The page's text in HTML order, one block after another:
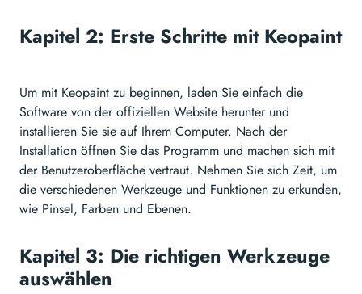
Kapitel 2: Erste Schritte mit Keopaint
Um mit Keopaint zu beginnen, laden Sie einfach die
Software von der offiziellen Website herunter und
installieren Sie sie auf Ihrem Computer. Nach der
Installation öffnen Sie das Programm und machen sich mit
der Benutzeroberfläche vertraut. Nehmen Sie sich Zeit, um
die verschiedenen Werkzeuge und Funktionen zu erkunden,
wie Pinsel, Farben und Ebenen.
Kapitel 3: Die richtigen Werkzeuge
auswählen